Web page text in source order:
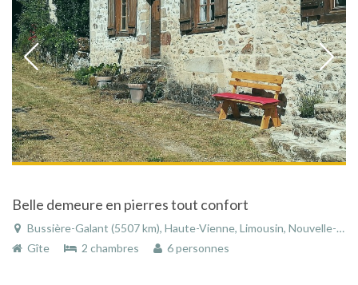
Belle demeure en pierres tout confort
Bussière-Galant (5507 km), Haute-Vienne, Limousin, Nouvelle-Aquitaine, France
Gîte
2 chambres 6 personnes